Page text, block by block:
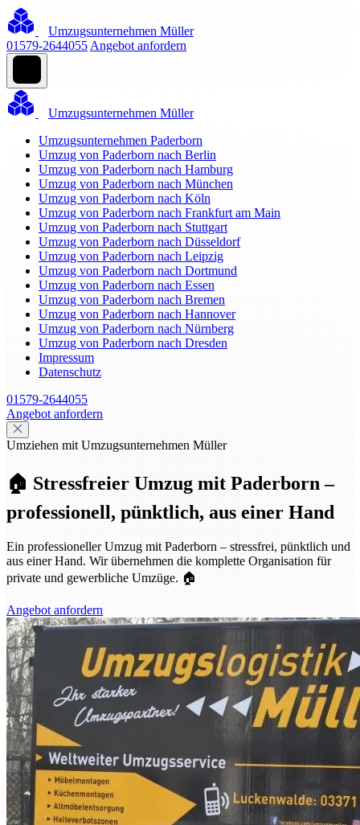
Umzugsunternehmen Müller
01579-2644055 Angebot anfordern
Umzugsunternehmen Müller
Umzugsunternehmen Paderborn
Umzug von Paderborn nach Berlin
Umzug von Paderborn nach Hamburg
Umzug von Paderborn nach München
Umzug von Paderborn nach Köln
Umzug von Paderborn nach Frankfurt am Main
Umzug von Paderborn nach Stuttgart
Umzug von Paderborn nach Düsseldorf
Umzug von Paderborn nach Leipzig
Umzug von Paderborn nach Dortmund
Umzug von Paderborn nach Essen
Umzug von Paderborn nach Bremen
Umzug von Paderborn nach Hannover
Umzug von Paderborn nach Nürnberg
Umzug von Paderborn nach Dresden
Impressum
Datenschutz
01579-2644055
Angebot anfordern
Umziehen mit Umzugsunternehmen Müller
🏠 Stressfreier Umzug mit Paderborn –
professionell, pünktlich, aus einer Hand
Ein professioneller Umzug mit Paderborn – stressfrei, pünktlich und
aus einer Hand. Wir übernehmen die komplette Organisation für
private und gewerbliche Umzüge. 🏠
Angebot anfordern